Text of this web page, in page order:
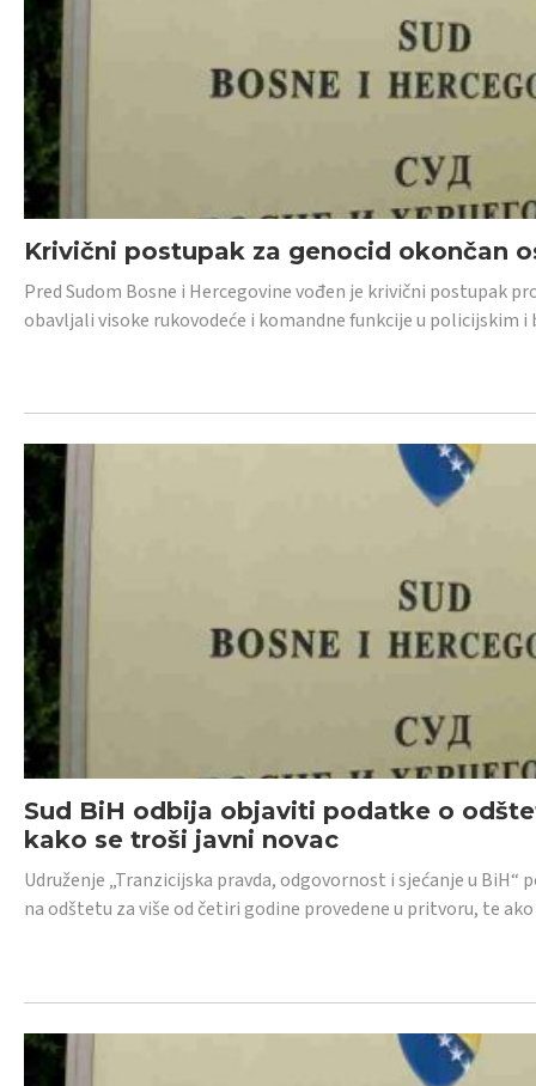
Krivični postupak za genocid okončan
Pred Sudom Bosne i Hercegovine vođen je krivični postupak
obavljali visoke rukovodeće i komandne funkcije u policijskim
Sud BiH odbija objaviti podatke o
kako se troši javni novac
Udruženje „Tranzicijska pravda, odgovornost i sjećanje u
na odštetu za više od četiri godine provedene u pritvoru, te